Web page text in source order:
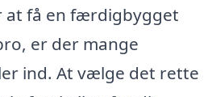
at få en færdigbygget
er der mange
ind. At vælge det rette